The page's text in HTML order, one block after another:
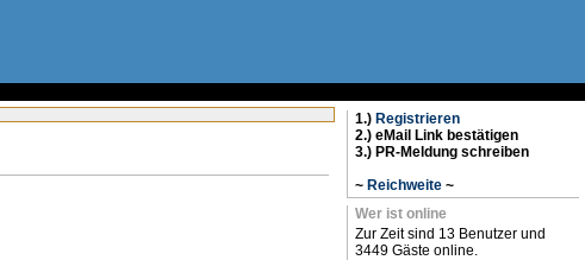
1.) Registrieren
2.) eMail Link bestätigen
3.) PR-Meldung schreiben
~ Reichweite ~
Wer ist online
Zur Zeit sind 13 Benutzer und
3449 Gäste online.